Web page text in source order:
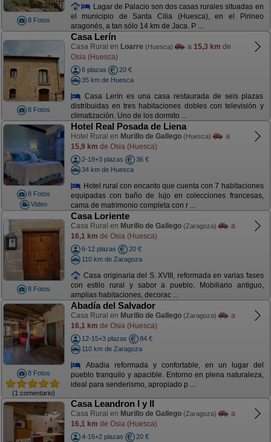
8 Fotos
Lagar de Palacio son dos casas rurales situadas en
el municipio de Santa Cilia (Huesca), en el Pirineo
aragonés, a tan sólo 14 km de Jaca. P ...
8 Fotos
Casa Lerín
Casa Rural en Loarre (Huesca) a 15,3 km de
Osia (Huesca)
6 plazas
20 €
35 km de Huesca
Casa Lerín es una casa restaurada de seis plazas
distribuidas en tres habitaciones dobles con televisión y
climatización. Uno de los dormito ...
8 Fotos
Video
Hotel Real Posada de Liena
Hotel Rural en Murillo de Gallego (Huesca)
a
15,9 km de Osia (Huesca)
2-18+3 plazas
36 €
34 km de Huesca
Hotel rural con encanto que cuenta con 7 habitaciones
equipadas con baño de lujo en colecciones francesas,
cama de matrimonio completa con r ...
8 Fotos
Casa Loriente
Casa Rural en Murillo de Gallego (Zaragoza)
a
16,1 km de Osia (Huesca)
6-12 plazas
20 €
110 km de Zaragoza
Casa originaria del S. XVIII, reformada en varias fases
con estilo rural y sabor a pueblo. Mobiliario antiguo,
amplias habitaciones, decorac ...
8 Fotos
(1 comentario)
Abadía del Salvador
Casa Rural en Murillo de Gallego (Zaragoza)
a
16,1 km de Osia (Huesca)
12-15+3 plazas
84 €
110 km de Zaragoza
Abadia reformada y confortable, en un lugar del
pueblo tranquilo y apacible. Entorno en plena naturaleza,
ideal para senderismo, apropiado p ...
Casa Leandron I y II
Casa Rural en Murillo de Gallego (Zaragoza)
a
16,1 km de Osia (Huesca)
4-16+2 plazas
20 €